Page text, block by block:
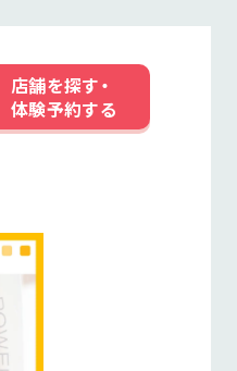
店舗を探す・
体験予約する